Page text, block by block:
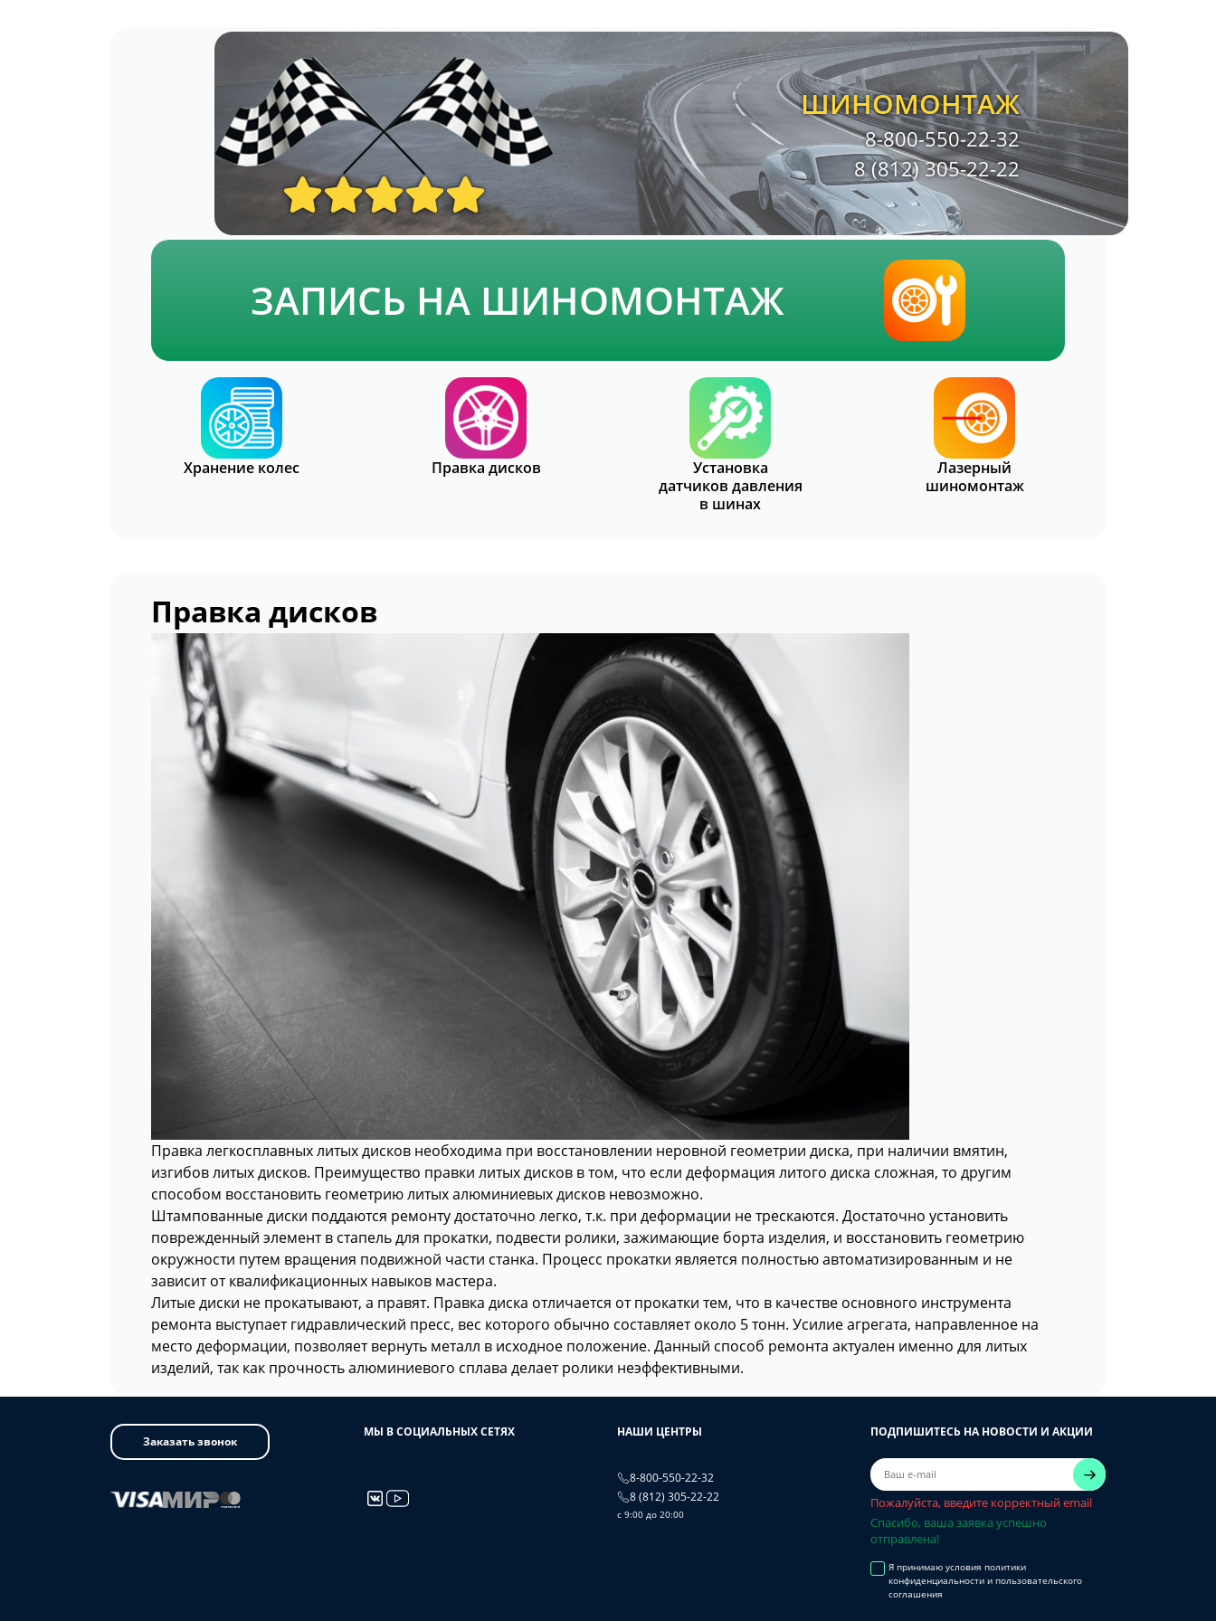
ШИНОМОНТАЖ
8-800-550-22-32
8 (812) 305-22-22
ЗАПИСЬ НА ШИНОМОНТАЖ
Хранение колес Правка дисков
Установка
датчиков давления
в шинах
Лазерный
шиномонтаж
Правка дисков
Правка легкосплавных литых дисков необходима при восстановлении неровной геометрии диска, при наличии вмятин,
изгибов литых дисков. Преимущество правки литых дисков в том, что если деформация литого диска сложная, то другим
способом восстановить геометрию литых алюминиевых дисков невозможно.
Штампованные диски поддаются ремонту достаточно легко, т.к. при деформации не трескаются. Достаточно установить
поврежденный элемент в стапель для прокатки, подвести ролики, зажимающие борта изделия, и восстановить геометрию
окружности путем вращения подвижной части станка. Процесс прокатки является полностью автоматизированным и не
зависит от квалификационных навыков мастера.
Литые диски не прокатывают, а правят. Правка диска отличается от прокатки тем, что в качестве основного инструмента
ремонта выступает гидравлический пресс, вес которого обычно составляет около 5 тонн. Усилие агрегата, направленное на
место деформации, позволяет вернуть металл в исходное положение. Данный способ ремонта актуален именно для литых
изделий, так как прочность алюминиевого сплава делает ролики неэффективными.
Заказать звонок
МЫ В СОЦИАЛЬНЫХ СЕТЯХ НАШИ ЦЕНТРЫ
8-800-550-22-32
8 (812) 305-22-22
с 9:00 до 20:00
ПОДПИШИТЕСЬ НА НОВОСТИ И АКЦИИ
Пожалуйста, введите корректный email
Спасибо, ваша заявка успешно
отправлена!
Я принимаю условия политики
конфиденциальности и пользовательского
соглашения